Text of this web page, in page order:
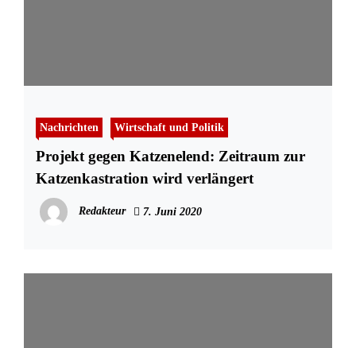
Nachrichten Wirtschaft und Politik
Projekt gegen Katzenelend: Zeitraum zur
Katzenkastration wird verlängert
Redakteur 7. Juni 2020